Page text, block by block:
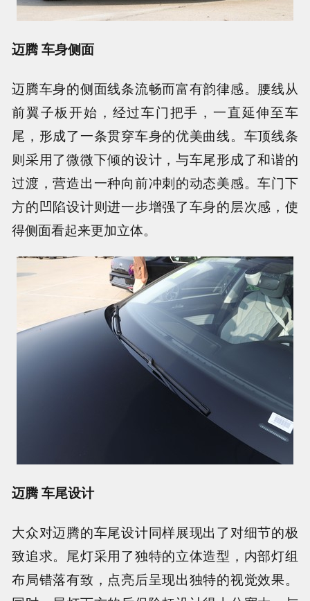
迈腾 车身侧面
迈腾车身的侧面线条流畅而富有韵律感。腰线从
前翼子板开始，经过车门把手，一直延伸至车
尾，形成了一条贯穿车身的优美曲线。车顶线条
则采用了微微下倾的设计，与车尾形成了和谐的
过渡，营造出一种向前冲刺的动态美感。车门下
方的凹陷设计则进一步增强了车身的层次感，使
得侧面看起来更加立体。
迈腾 车尾设计
大众对迈腾的车尾设计同样展现出了对细节的极
致追求。尾灯采用了独特的立体造型，内部灯组
布局错落有致，点亮后呈现出独特的视觉效果。